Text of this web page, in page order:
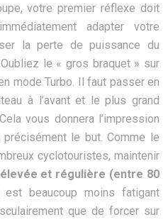
votre premier réflexe doit
adapter votre
la perte de puissance du
le « gros braquet » sur
mode Turbo. Il faut passer en
à l’avant et le plus grand
vous donnera l’impression
le but. Comme le
cyclotouristes, maintenir
et régulière (entre 80
beaucoup moins fatigant
que de forcer sur